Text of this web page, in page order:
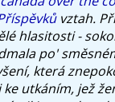
vztah.
hlasitosti -
po'
která
utkáním, jež